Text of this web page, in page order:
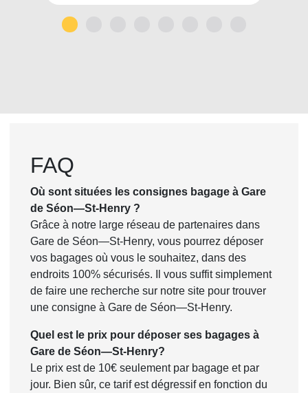
FAQ
Où sont situées les consignes bagage à Gare
de Séon—St-Henry ?
Grâce à notre large réseau de partenaires dans
Gare de Séon—St-Henry, vous pourrez déposer
vos bagages où vous le souhaitez, dans des
endroits 100% sécurisés. Il vous suffit simplement
de faire une recherche sur notre site pour trouver
une consigne à Gare de Séon—St-Henry.
Quel est le prix pour déposer ses bagages à
Gare de Séon—St-Henry?
Le prix est de 10€ seulement par bagage et par
jour. Bien sûr, ce tarif est dégressif en fonction du